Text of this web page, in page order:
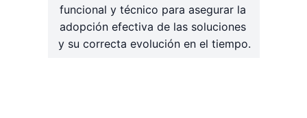
funcional y técnico para asegurar la
adopción efectiva de las soluciones
y su correcta evolución en el tiempo.